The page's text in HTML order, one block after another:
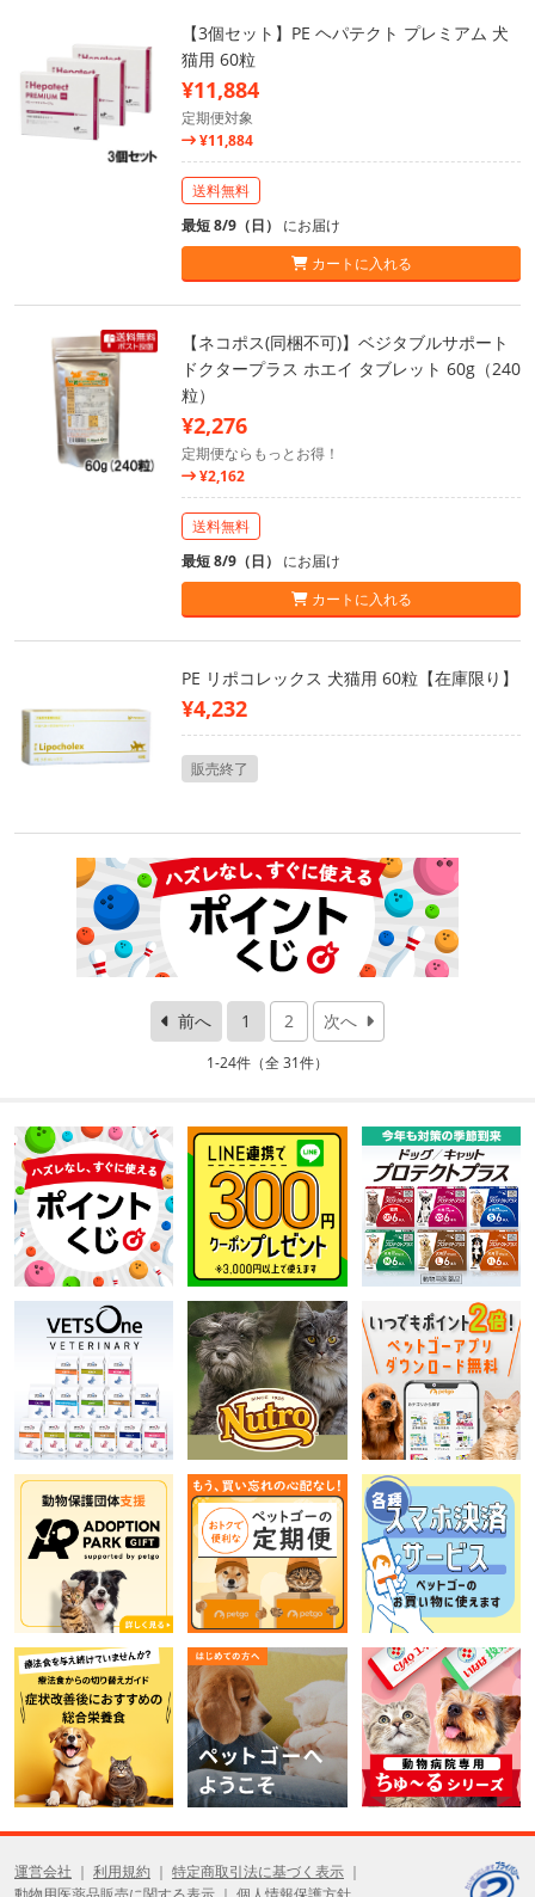
【3個セット】PE ヘパテクト プレミアム 犬
猫用 60粒
¥11,884
定期便対象
¥11,884
送料無料
最短 8/9（日） にお届け
カートに入れる
【ネコポス(同梱不可)】ベジタブルサポート
ドクタープラス ホエイ タブレット 60g（240
粒）
¥2,276
定期便ならもっとお得！
¥2,162
送料無料
最短 8/9（日） にお届け
カートに入れる
PE リポコレックス 犬猫用 60粒【在庫限り】
¥4,232
販売終了
前へ 1 2 次へ
1-24件（全 31件）
運営会社 利用規約
特定商取引法に基づく表示